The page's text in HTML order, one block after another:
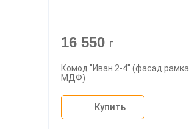
16 550 г
Комод "Иван 2-4" (фасад рамка
МДФ)
Купить